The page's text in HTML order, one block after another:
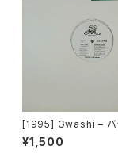
[1995] Gwashi – バ
[Heavy Shit]
¥1,500